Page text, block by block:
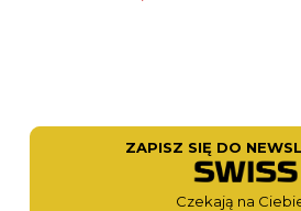
ZAPISZ SIĘ DO
Czekają na